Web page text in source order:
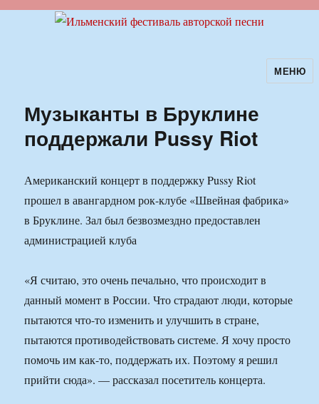
Ильменский фестиваль авторскойМЕНЮ
Музыканты в Бруклине
поддержали Pussy Riot
Американский концерт в поддержку Pussy Riot
прошел в авангардном рок-клубе «Швейная фабрика»
в Бруклине. Зал был безвозмездно предоставлен
администрацией клуба
«Я считаю, это очень печально, что происходит в
данный момент в России. Что страдают люди, которые
пытаются что-то изменить и улучшить в стране,
пытаются противодействовать системе. Я хочу просто
помочь им как-то, поддержать их. Поэтому я решил
прийти сюда». — рассказал посетитель концерта.